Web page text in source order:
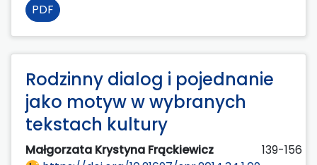
PDF
Rodzinny dialog i pojednanie
jako motyw w wybranych
tekstach kultury
Małgorzata Krystyna Frąckiewicz
139-156